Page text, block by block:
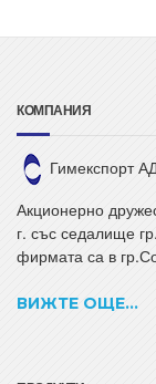
КОМПАНИЯ
Гимекспорт
Акционерно
г. със седалище
фирмата са в
ВИЖТЕ ОЩЕ...